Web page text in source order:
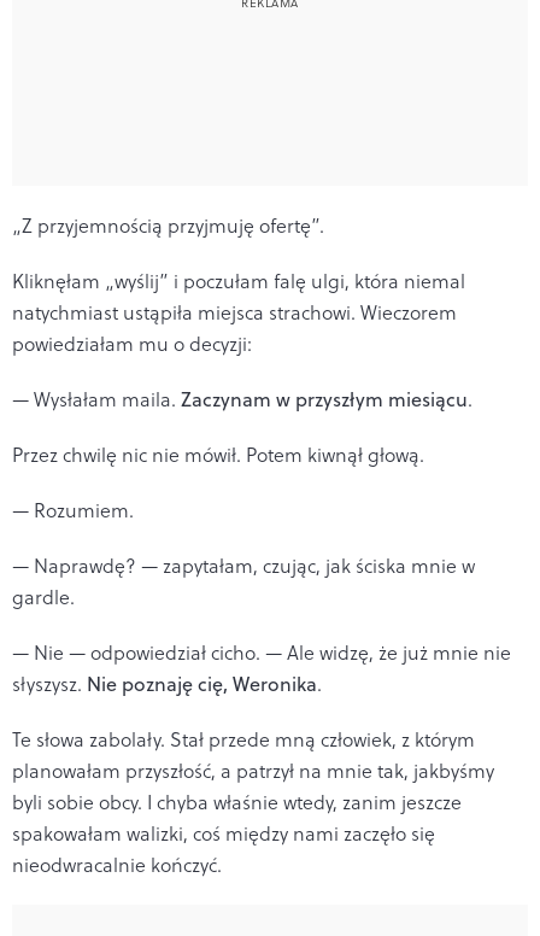
„Z przyjemnością przyjmuję ofertę”.
Kliknęłam „wyślij” i poczułam falę ulgi, która niemal
natychmiast ustąpiła miejsca strachowi. Wieczorem
powiedziałam mu o decyzji:
— Wysłałam maila. Zaczynam w przyszłym miesiącu.
Przez chwilę nic nie mówił. Potem kiwnął głową.
— Rozumiem.
— Naprawdę? — zapytałam, czując, jak ściska mnie w
gardle.
— Nie — odpowiedział cicho. — Ale widzę, że już mnie nie
słyszysz. Nie poznaję cię, Weronika.
Te słowa zabolały. Stał przede mną człowiek, z którym
planowałam przyszłość, a patrzył na mnie tak, jakbyśmy
byli sobie obcy. I chyba właśnie wtedy, zanim jeszcze
spakowałam walizki, coś między nami zaczęło się
nieodwracalnie kończyć.